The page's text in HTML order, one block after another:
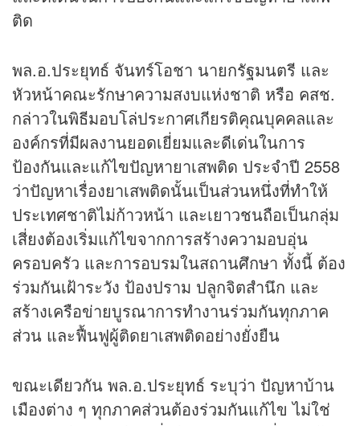
ติด
พล.อ.ประยุทธ์ จันทร์โอชา นายกรัฐมนตรี และ
หัวหน้าคณะรักษาความสงบแห่งชาติ หรือ คสช.
กล่าวในพิธีมอบโล่ประกาศเกียรติคุณบุคคลและ
องค์กรที่มีผลงานยอดเยี่ยมและดีเด่นในการ
ป้องกันและแก้ไขปัญหายาเสพติด ประจำปี 2558
ว่าปัญหาเรื่องยาเสพติดนั้นเป็นส่วนหนึ่งที่ทำให้
ประเทศชาติไม่ก้าวหน้า และเยาวชนถือเป็นกลุ่ม
เสี่ยงต้องเริ่มแก้ไขจากการสร้างความอบอุ่น
ครอบครัว และการอบรมในสถานศึกษา ทั้งนี้ ต้อง
ร่วมกันเฝ้าระวัง ป้องปราม ปลูกจิตสำนึก และ
สร้างเครือข่ายบูรณาการทำงานร่วมกันทุกภาค
ส่วน และฟื้นฟูผู้ติดยาเสพติดอย่างยั่งยืน
ขณะเดียวกัน พล.อ.ประยุทธ์ ระบุว่า ปัญหาบ้าน
เมืองต่าง ๆ ทุกภาคส่วนต้องร่วมกันแก้ไข ไม่ใช่